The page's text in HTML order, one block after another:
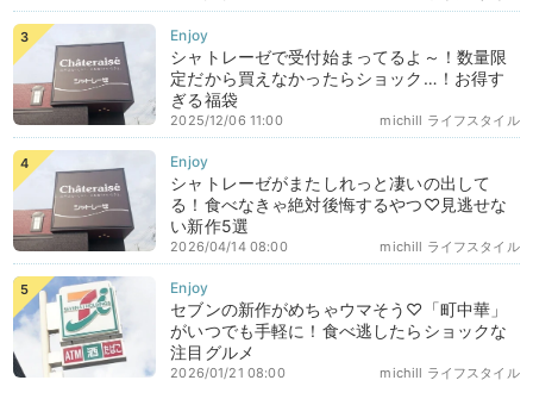
シャトレーゼで受付始まってるよ～！数量限
定だから買えなかったらショック…！お得す
ぎる福袋
michill ライフスタイル
2025/12/06 11:00
シャトレーゼがまたしれっと凄いの出して
る！食べなきゃ絶対後悔するやつ♡見逃せな
い新作5選
michill ライフスタイル
2026/04/14 08:00
セブンの新作がめちゃウマそう♡「町中華」
がいつでも手軽に！食べ逃したらショックな
注目グルメ
michill ライフスタイル
2026/01/21 08:00